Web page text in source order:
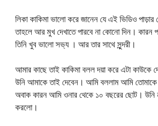
লিকা কাকিমা ভালো করে জানেন যে এই ভিডিও পাড়ার
তাহলে আর মুখ দেখাতে পারবে না কোনো দিন। কারন
তিনি খুব ভালো সভ‍্য । আর তার সাথে সুন্দরী।
আমার কাছে তাই কাকিমা বলল দয়া করে এটা কাউকে
উনি আমাকে তাই দেবেন। আমি বললাম আমি
অবাক কারন আমি ওনার থেকে ১০ বছরের ছোট। উনি
করলো।